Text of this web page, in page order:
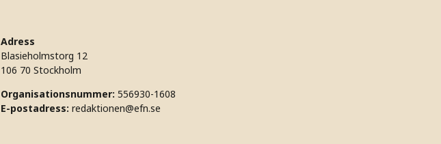
Adress
Blasieholmstorg 12
106 70 Stockholm
Organisationsnummer: 556930-1608
E-postadress: redaktionen@efn.se